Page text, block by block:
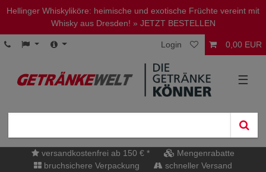
Hellinger Whiskyliköre: heimische und exotische Früchte vereint mit
Whisky aus Dresden! » JETZT BESTELLEN
Login 0,00 EUR
☰
versandkostenfrei ab 150 € *
Mengenrabatte
bruchsichere Verpackung
schneller Versand